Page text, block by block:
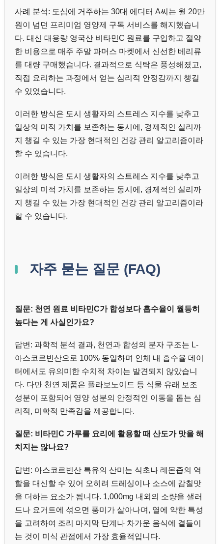
사례 분석: 도심에 거주하는 30대 에디터 A씨는 월 20만
원이 넘던 프리미엄 영양제 구독 서비스를 해지했습니
다. 대신 대용량 영국산 비타민C 원료를 구입하고 절약
한 비용으로 매주 주말 파머스 마켓에서 신선한 베리류
를 대량 구매했습니다. 결과적으로 식탁은 풍성해졌고,
직접 요리하는 과정에서 얻는 심리적 안정감까지 챙길
수 있었습니다.
이러한 방식은 도시 생활자의 스트레스 지수를 낮추고
일상의 미적 가치를 보존하는 동시에, 경제적인 실리까
지 챙길 수 있는 가장 현대적인 건강 관리 알고리즘이라
할 수 있습니다.
이러한 방식은 도시 생활자의 스트레스 지수를 낮추고
일상의 미적 가치를 보존하는 동시에, 경제적인 실리까
지 챙길 수 있는 가장 현대적인 건강 관리 알고리즘이라
할 수 있습니다.
자주 묻는 질문 (FAQ)
질문: 천연 원료 비타민C가 합성보다 흡수율이 월등히
높다는 게 사실인가요?
답변: 과학적 분석 결과, 천연과 합성의 분자 구조는 L-
아스코르빈산으로 100% 동일하며 인체 내 흡수율 데이
터에서도 유의미한 수치적 차이는 발견되지 않았습니
다. 다만 천연 제품은 플라보노이드 등 식물 유래 보조
성분이 포함되어 영양 성분의 안정적인 이동을 돕는 심
리적, 미학적 만족감을 제공합니다.
질문: 비타민C 가루를 요리에 활용할 때 산도가 맛을 해
치지는 않나요?
답변: 아스코르빈산 특유의 산미는 식초나 레몬즙의 역
할을 대신할 수 있어 오히려 드레싱이나 소스에 감칠맛
을 더하는 요소가 됩니다. 1,000mg 내외의 소량을 샐러
드나 요거트에 섞으면 풍미가 살아나며, 열에 약한 특성
을 고려하여 조리 마지막 단계나 차가운 음식에 곁들이
는 것이 미식 관점에서 가장 효율적입니다.